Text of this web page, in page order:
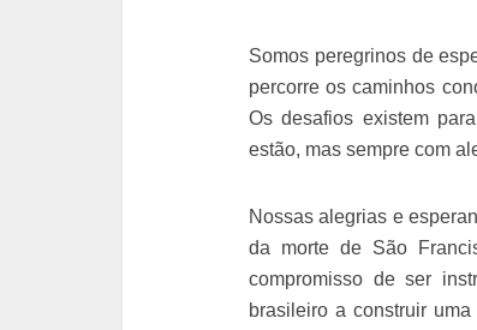
Somos peregrinos de
percorre os caminhos
Os desafios existem
estão, mas sempre com
Nossas alegrias e
da morte de São
compromisso de ser
brasileiro a construir